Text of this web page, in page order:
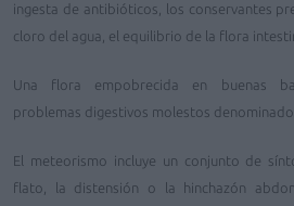
ingesta de antibióticos, los conservantes
cloro del agua, el equilibrio de la flora
Una flora empobrecida en buenas
problemas digestivos molestos
El meteorismo incluye un conjunto de
flato, la distensión o la hinchazón